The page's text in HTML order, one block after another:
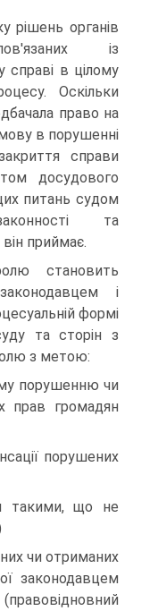
рішень органів
із
справі в цілому
Оскільки
право на
в порушенні
справи
досудового
питань судом
та
приймає.
становить
і
формі
та сторін з
з метою:
порушенню чи
прав громадян
порушених
такими, що не
чи отриманих
законодавцем